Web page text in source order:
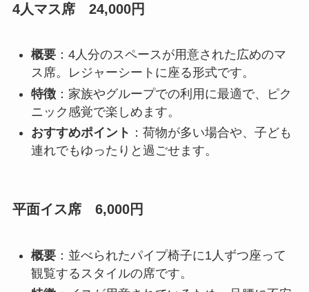
4人マス席 24,000円
概要：4人分のスペースが用意された広めのマ
ス席。レジャーシートに座る形式です。
特徴：家族やグループでの利用に最適で、ピク
ニック感覚で楽しめます。
おすすめポイント ：荷物が多い場合や、子ども
連れでもゆったりと過ごせます。
平面イス席 6,000円
概要：並べられたパイプ椅子に1人ずつ座って
観覧するスタイルの席です。